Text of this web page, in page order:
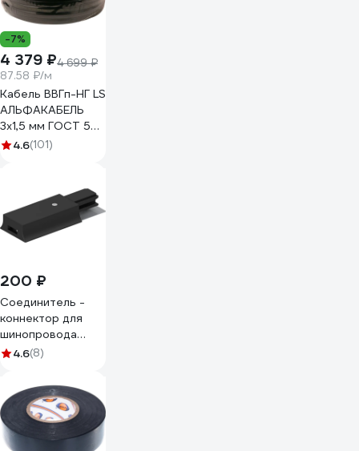
-7%
4 379 ₽4 699 ₽
87.58 ₽/м
Кабель ВВГп-НГ LS
АЛЬФАКАБЕЛЬ
3х1,5 мм ГОСТ 50
м 05190
4.6(101)
200 ₽
Cоединитель -
коннектор для
шинопровода
FERON черный,
4.6(8)